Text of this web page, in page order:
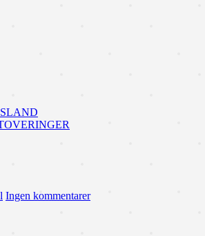
Ingen kommentarer